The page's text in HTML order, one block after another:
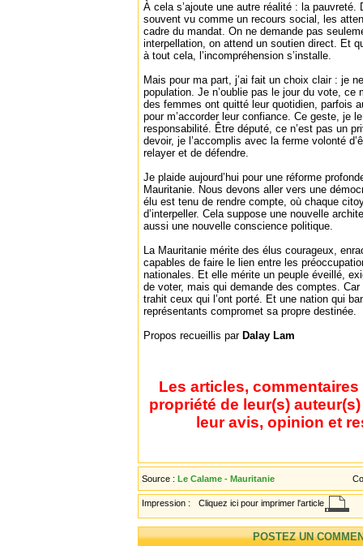
À cela s’ajoute une autre réalité : la pauvreté.
souvent vu comme un recours social, les
cadre du mandat. On ne demande pas
interpellation, on attend un soutien direct. Et
à tout cela, l’incompréhension s’installe.
Mais pour ma part, j’ai fait un choix clair : je
population. Je n’oublie pas le jour du vote, ce
des femmes ont quitté leur quotidien, parfois
pour m’accorder leur confiance. Ce geste, je
responsabilité. Être député, ce n’est pas un
devoir, je l’accomplis avec la ferme volonté
relayer et de défendre.
Je plaide aujourd’hui pour une réforme
Mauritanie. Nous devons aller vers une
élu est tenu de rendre compte, où chaque
d’interpeller. Cela suppose une nouvelle
aussi une nouvelle conscience politique.
La Mauritanie mérite des élus courageux,
capables de faire le lien entre les
nationales. Et elle mérite un peuple éveillé,
de voter, mais qui demande des comptes. Car
trahit ceux qui l’ont porté. Et une nation qui
représentants compromet sa propre destinée.
Propos recueillis par Dalay Lam
Les articles,
propriété de leur(s)
leur avis, opinion et
Source : Le Calame - Mauritanie
Impression : Cliquez ici pour imprimer l'article
POSTEZ UN